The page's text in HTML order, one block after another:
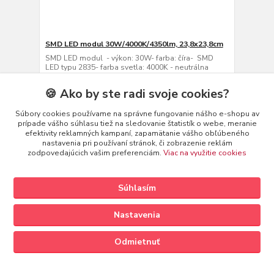
SMD LED modul 30W/4000K/4350lm, 23,8x23,8cm
SMD LED modul - výkon: 30W- farba: číra- SMD
LED typu 2835- farba svetla: 4000K - neutrálna
biela- svietivosť: 4350 lm (lumenov)
26,50 € ks
bez DPH
Pridať do košíka
🍪 Ako by ste radi svoje cookies?
Súbory cookies používame na správne fungovanie nášho e-shopu av
prípade vášho súhlasu tiež na sledovanie štatistík o webe, meranie
efektivity reklamných kampaní, zapamätanie vášho obľúbeného
nastavenia pri používaní stránok, či zobrazenie reklám
zodpovedajúcich vašim preferenciám. Viac na využitie cookies
Nastavenia
Súhlasím